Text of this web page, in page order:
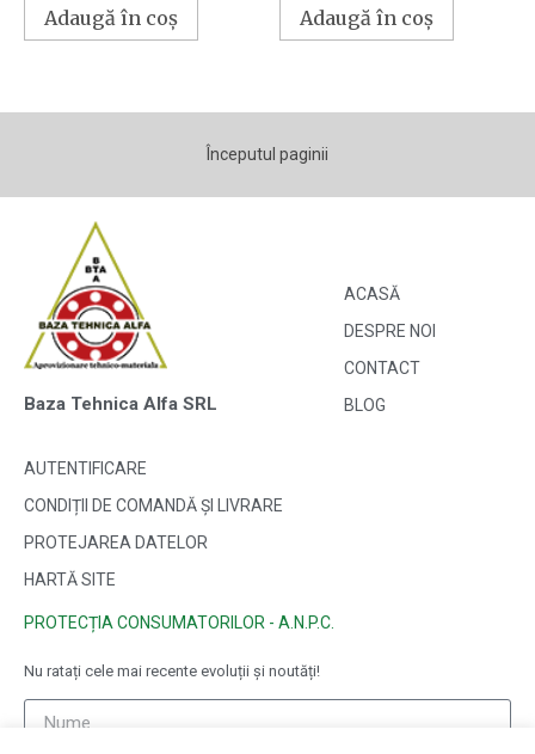
Adaugă în coș Adaugă în coș
Începutul paginii
Baza Tehnica Alfa SRL
ACASĂ
DESPRE NOI
CONTACT
BLOG
AUTENTIFICARE
CONDIȚII DE COMANDĂ ȘI LIVRARE
PROTEJAREA DATELOR
HARTĂ SITE
PROTECȚIA CONSUMATORILOR - A.N.P.C.
Nu ratați cele mai recente evoluții și noutăți!